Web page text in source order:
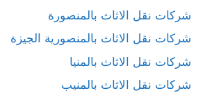
شركات نقل الاثاث بالمنصورة
شركات نقل الاثاث بالمنصورية الجيزة
شركات نقل الاثاث بالمنيا
شركات نقل الاثاث بالمنيب